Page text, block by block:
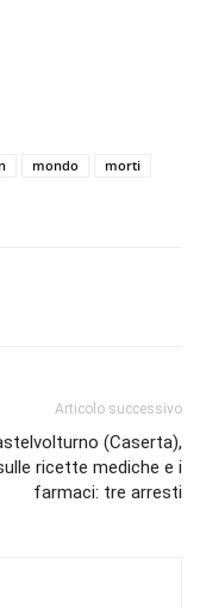
mondo
morti
Articolo successivo
(Caserta),
ricette mediche e i
farmaci: tre arresti